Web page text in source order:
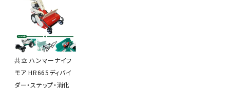
共立 ハンマーナイフ
モア HR665ディバイ
ダー・ステップ・消化